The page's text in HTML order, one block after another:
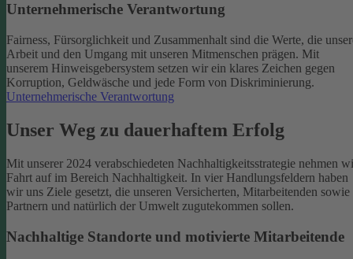
Unternehmerische Verantwortung
Fairness, Fürsorglichkeit und Zusammenhalt sind die Werte, die
Arbeit und den Umgang mit unseren Mitmenschen prägen. Mit
unserem Hinweisgebersystem setzen wir ein klares Zeichen gegen
Korruption, Geldwäsche und jede Form von Diskriminierung.
Unternehmerische Verantwortung
Unser Weg zu dauerhaftem Erfolg
Mit unserer 2024 verabschiedeten Nachhaltigkeitsstrategie nehmen
Fahrt auf im Bereich Nachhaltigkeit. In vier Handlungsfeldern haben
wir uns Ziele gesetzt, die unseren Versicherten, Mitarbeitenden sowie
Partnern und natürlich der Umwelt zugutekommen sollen.
Nachhaltige Standorte und motivierte Mitarbeitende